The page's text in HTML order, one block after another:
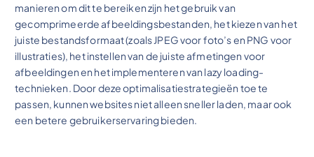
manieren om dit te bereiken zijn het gebruik van
gecomprimeerde afbeeldingsbestanden, het kiezen van het
juiste bestandsformaat (zoals JPEG voor foto’s en PNG voor
illustraties), het instellen van de juiste afmetingen voor
afbeeldingen en het implementeren van lazy loading-
technieken. Door deze optimalisatiestrategieën toe te
passen, kunnen websites niet alleen sneller laden, maar ook
een betere gebruikerservaring bieden.